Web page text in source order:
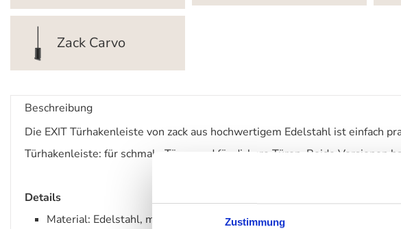
Zustimmung
Zack Carvo
Beschreibung
Die EXIT Türhakenleiste von zack aus hochwertigem Edelstahl ist einfach
Türhakenleiste: für schmale Türen und für dickere Türen. Beide Versionen
Details
Material: Edelstahl, matt gebürstet